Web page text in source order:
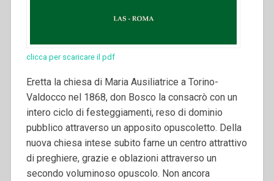
clicca per scaricare il pdf
Eretta la chiesa di Maria Ausiliatrice a Torino-
Valdocco nel 1868, don Bosco la consacrò con un
intero ciclo di festeggiamenti, reso di dominio
pubblico attraverso un apposito opuscoletto. Della
nuova chiesa intese subito farne un centro attrattivo
di preghiere, grazie e oblazioni attraverso un
secondo voluminoso opuscolo. Non ancora